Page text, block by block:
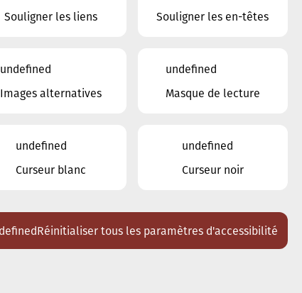
21
28
5
Lieux
Tous
Souligner les liens
Souligner les en-têtes
undefined
Images alternatives
undefined
Masque de lecture
undefined
Curseur blanc
undefined
Curseur noir
Réinitialiser tous les paramètres d'accessibilité